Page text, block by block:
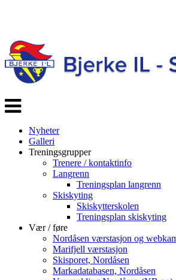
Veksle
navigasjon
Nyheter
Galleri
Treningsgrupper
Trenere / kontaktinfo
Langrenn
Treningsplan langrenn
Skiskyting
Skiskytterskolen
Treningsplan skiskyting
Vær / føre
Nordåsen værstasjon og
Marifjell værstasjon
Skisporet, Nordåsen
Markadatabasen, Nordåsen